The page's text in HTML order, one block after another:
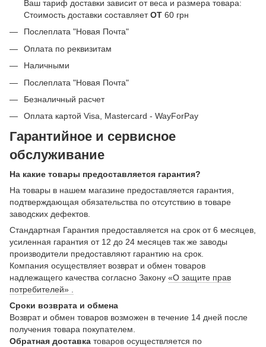
Ваш тариф доставки зависит от веса и размера товара:
Стоимость доставки составляетОТ 60 грн
Послеплата "Новая Почта"
Оплата по реквизитам
Наличными
Послеплата "Новая Почта"
Безналичный расчет
Оплата картой Visa, Mastercard - WayForPay
Гарантийное и сервисное
обслуживание
На какие товары предоставляется гарантия?
На товары в нашем магазине предоставляется гарантия,
подтверждающая обязательства по отсутствию в товаре
заводских дефектов.
Стандартная Гарантия предоставляется на срок от 6 месяцев,
усиленная гарантия от 12 до 24 месяцев так же заводы
производители предоставляют гарантию на срок.
Компания осуществляет возврат и обмен товаров
надлежащего качества согласно Закону «О защите прав
потребителей» .
Сроки возврата и обмена
Возврат и обмен товаров возможен в течение 14 дней после
получения товара покупателем.
Обратная доставка товаров осуществляется по